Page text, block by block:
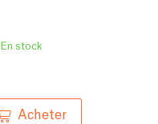
En stock
Acheter